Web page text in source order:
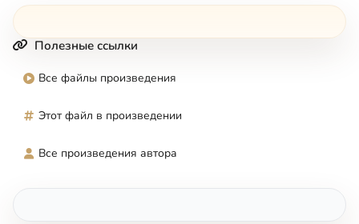
Полезные ссылки
Все файлы произведения
Этот файл в произведении
Все произведения автора